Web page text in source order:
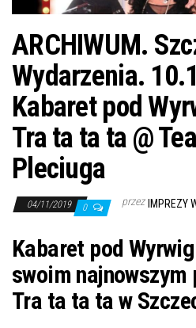
ARCHIWUM.
Wydarzenia.
Kabaret pod
Tra ta ta ta @
Pleciuga
04/11/2019 0 przez IMPREZY
Kabaret pod
swoim
Tra ta ta ta w